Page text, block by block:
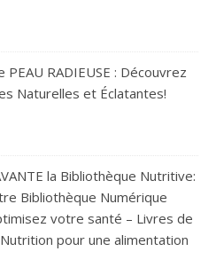
PEAU RADIEUSE : Découvrez
Naturelles et Éclatantes!
la Bibliothèque Nutritive:
Bibliothèque Numérique
votre santé – Livres de
pour une alimentation